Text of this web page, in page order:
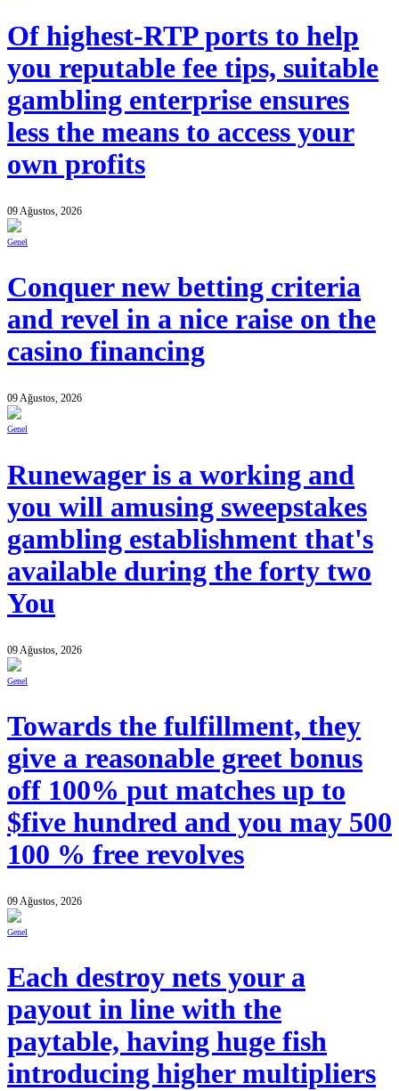
Of highest-RTP ports to help
you reputable fee tips, suitable
gambling enterprise ensures
less the means to access your
own profits
09 Ağustos, 2026
Genel
Conquer new betting criteria
and revel in a nice raise on the
casino financing
09 Ağustos, 2026
Genel
Runewager is a working and
you will amusing sweepstakes
gambling establishment that's
available during the forty two
You
09 Ağustos, 2026
Genel
Towards the fulfillment, they
give a reasonable greet bonus
off 100% put matches up to
$five hundred and you may 500
100 % free revolves
09 Ağustos, 2026
Genel
Each destroy nets your a
payout in line with the
paytable, having huge fish
introducing higher multipliers